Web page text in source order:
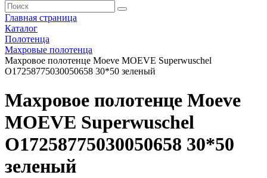
Главная страница
Каталог
Полотенца
Махровые полотенца
Махровое полотенце Moeve MOEVE Superwuschel
О17258775030050658 30*50 зеленый
Махровое полотенце Moeve
MOEVE Superwuschel
О17258775030050658 30*50
зеленый